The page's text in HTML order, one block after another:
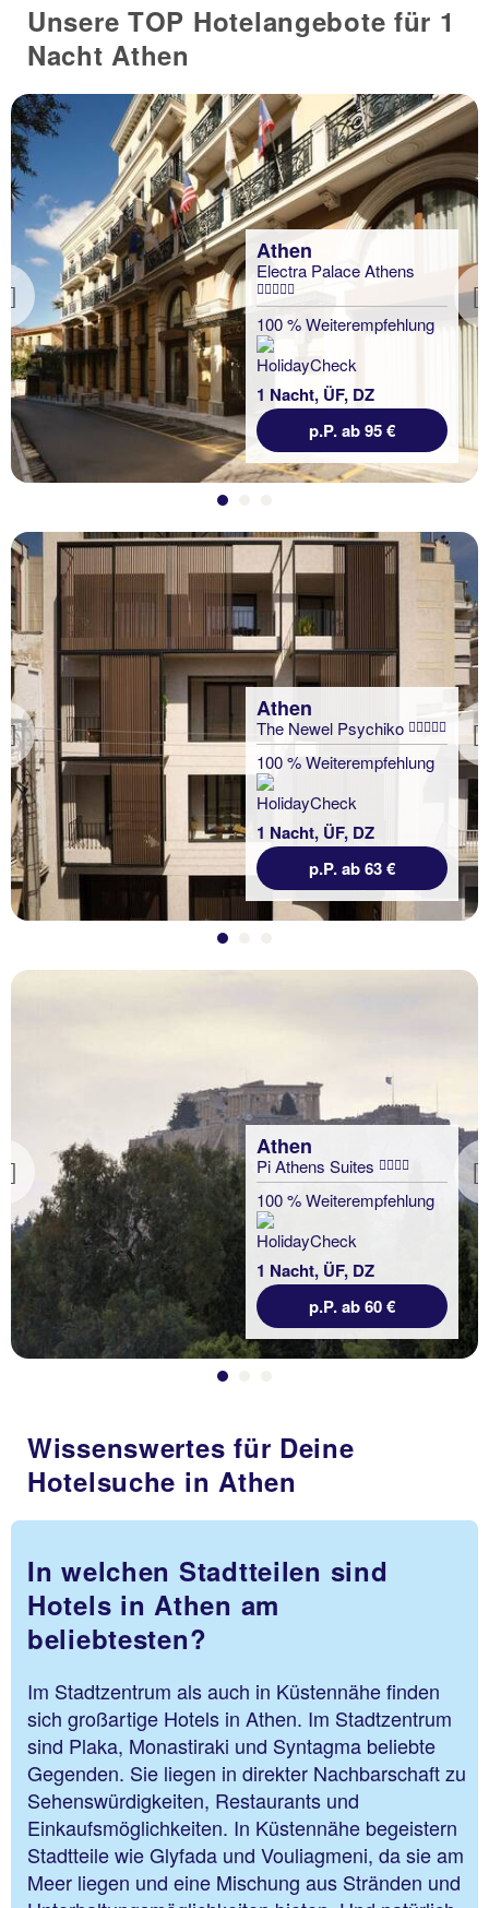
Unsere TOP Hotelangebote für 1
Nacht Athen
Previous
Athen
Electra Palace Athens
100 % Weiterempfehlung
1 Nacht, ÜF, DZ
p.P. ab 95 €
Previous
Athen
The Newel Psychiko
100 % Weiterempfehlung
1 Nacht, ÜF, DZ
p.P. ab 63 €
Previous
Athen
Pi Athens Suites
100 % Weiterempfehlung
1 Nacht, ÜF, DZ
p.P. ab 60 €
Wissenswertes für Deine
Hotelsuche in Athen
In welchen Stadtteilen sind
Hotels in Athen am
beliebtesten?
Im Stadtzentrum als auch in Küstennähe finden
sich großartige Hotels in Athen. Im Stadtzentrum
sind Plaka, Monastiraki und Syntagma beliebte
Gegenden. Sie liegen in direkter Nachbarschaft zu
Sehenswürdigkeiten, Restaurants und
Einkaufsmöglichkeiten. In Küstennähe begeistern
Stadtteile wie Glyfada und Vouliagmeni, da sie am
Meer liegen und eine Mischung aus Stränden und